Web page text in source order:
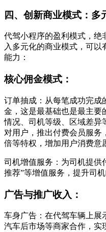
四、创新商业模式：多
代驾小程序的盈利模式，绝
入多元化的商业模式，可
能力：
核心佣金模式：
订单抽成：从每笔成功完成
金，这是最基础也是最主要
情况、司机等级、区域差异
对用户，推出付费会员服务
倍等特权，增加用户消费意
司机增值服务：为司机提供
推荐”等增值服务，提升司
广告与推广收入：
车身广告：在代驾车辆上展
汽车后市场等商家合作，实